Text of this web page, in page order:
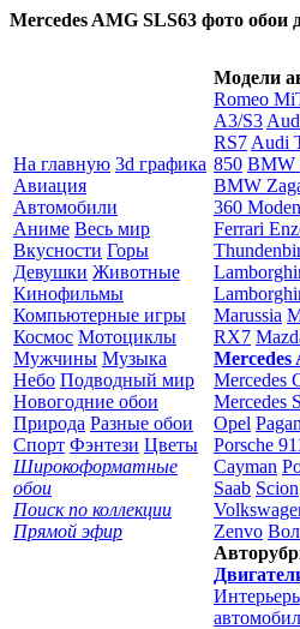
Mercedes AMG SLS63 фото обои
На главную 3d графика
Авиация
Автомобили
Аниме Весь мир
Вкусности Горы
Девушки Животные
Кинофильмы
Компьютерные игры
Космос Мотоциклы
Мужчины Музыка
Небо Подводный мир
Новогодние обои
Природа Разные обои
Спорт Фэнтези Цветы
Широкоформатные
обои
Поиск по коллекции
Прямой эфир
Модели
Romeo
A3/S3
RS7 Audi
850 BMW
BMW
360
Ferrari
Marussia
RX7
Mercedes
Mercedes
Mercedes
Opel
Porsche
Cayman
Saab Scion
Zenvo